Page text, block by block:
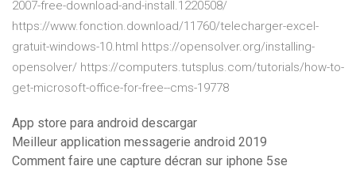
2007-free-download-and-install.1220508/
https://www.fonction.download/11760/telecharger-excel-
gratuit-windows-10.html https://opensolver.org/installing-
opensolver/ https://computers.tutsplus.com/tutorials/how-to-
get-microsoft-office-for-free--cms-19778
App store para android descargar
Meilleur application messagerie android 2019
Comment faire une capture décran sur iphone 5se